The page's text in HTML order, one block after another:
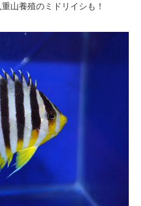
山養殖のミドリイシも！